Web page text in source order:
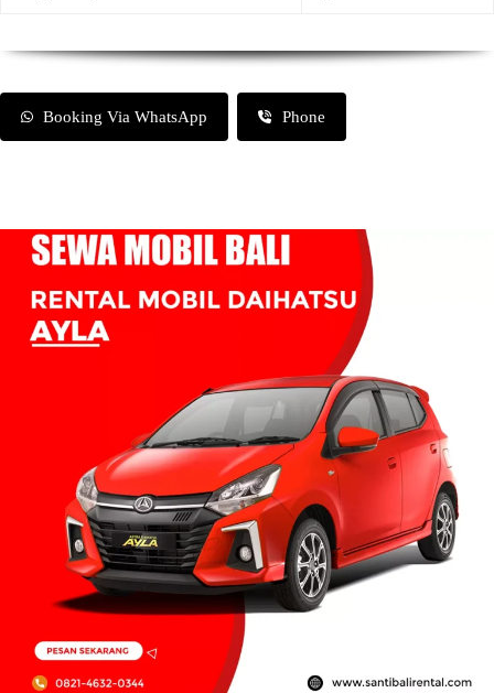
Booking Via WhatsApp Phone